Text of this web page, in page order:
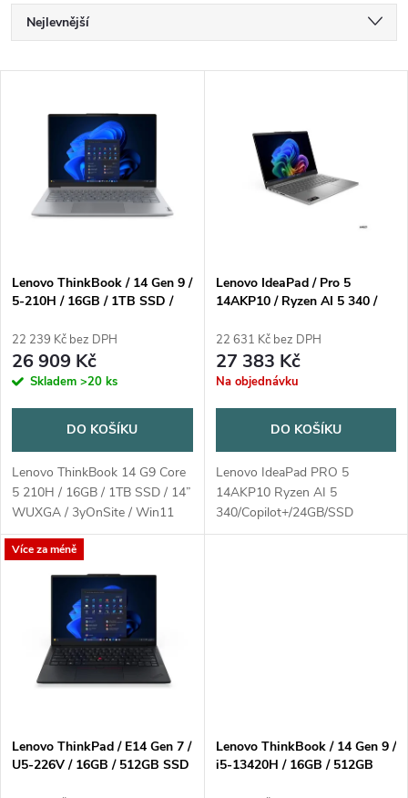
Ř
a
p
r
o
u
k
t
Nejlevnější
Abecedně
s
p
r
o
d
u
k
Lenovo ThinkBook / 14 Gen 9 /
5-210H / 16GB / 1TB SSD /
Win11 Home / šedá
22 239 Kč bez DPH
26 909 Kč
Skladem >20 ks
DO KOŠÍKU
Lenovo ThinkBook 14 G9 Core
5 210H / 16GB / 1TB SSD / 14”
WUXGA / 3yOnSite / Win11
Home / šedá
Lenovo IdeaPad / Pro 5
14AKP10 / Ryzen AI 5 340 /
/ 14" / 2,8K / OLED /
až1100nitů / 120Hz / 100W /
WIN11 Home / šedá
22 631 Kč bez DPH
27 383 Kč
Na objednávku
DO KOŠÍKU
Lenovo IdeaPad PRO 5
14AKP10 Ryzen AI 5
340/Copilot+/24GB/SSD
512GB/14"/2,8K/OLED/
Více za méně
Lenovo ThinkPad / E14 Gen 7 /
U5-226V / 16GB / 512GB SSD
Lenovo ThinkBook / 14 Gen 9 /
i5-13420H / 16GB / 512GB